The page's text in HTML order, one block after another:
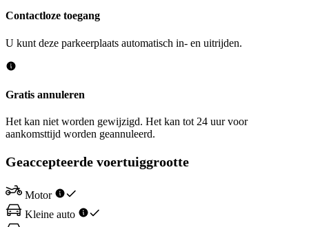
Contactloze toegang
U kunt deze parkeerplaats automatisch in- en uitrijden.
Gratis annuleren
Het kan niet worden gewijzigd. Het kan tot 24 uur voor
aankomsttijd worden geannuleerd.
Geaccepteerde voertuiggrootte
Motor
Kleine auto